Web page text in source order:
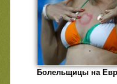
Болельщицы на